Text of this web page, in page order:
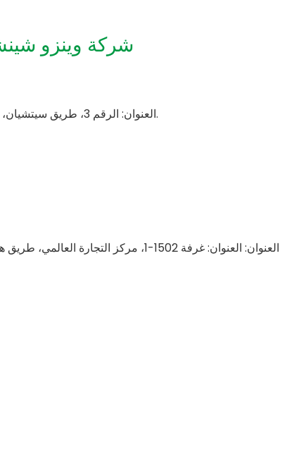
شركة وينزو
العنوان: الرقم 3، طريق سيتشيان، منطقة شينغوانغ الصناعية، بلدة ليو شي، يوي تشينغ، زيجيانغ، الصين.
العنوان: العنوان: غرفة 1502-1، مركز التجارة العالمي، طريق هيهوا، منطقة لوشينغ، مدينة ونزو، مقاطعة زيجيانغ، 325000، الصين